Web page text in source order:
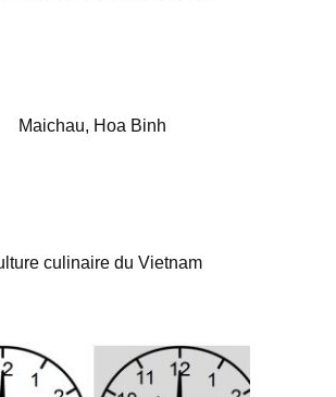
Maichau, Hoa Binh
culinaire du Vietnam